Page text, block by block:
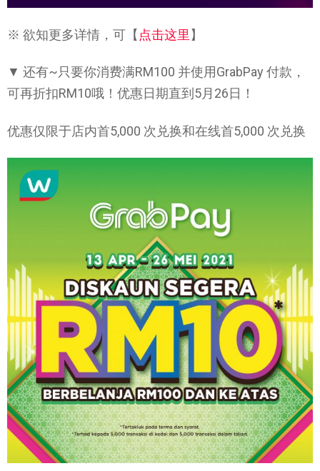
※ 欲知更多详情，可【点击这里】
▼ 还有~只要你消费满RM100 并使用GrabPay 付款，
可再折扣RM10哦！优惠日期直到5月26日！
优惠仅限于店内首5,000 次兑换和在线首5,000 次兑换